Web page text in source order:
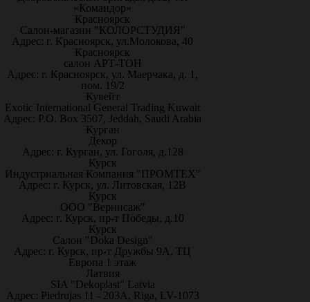
«Командор»
Красноярск
Салон-магазин "КОЛОРСТУДИЯ"
Адрес: г. Красноярск, ул.Молокова, 40
Красноярск
салон АРТ-ТОН
Адрес: г. Красноярск, ул. Маерчака, д. 1,
пом. 19/2
Кувейт
Exotic International General Trading Kuwait
Адрес: P.O. Box 3507, Jeddah, Saudi Arabia
Курган
Декор
Адрес: г. Курган, ул. Гоголя, д.128
Курск
Индустриальная Компания "ПРОМТЕХ"
Адрес: г. Курск, ул. Литовская, 12В
Курск
ООО "Вернисаж"
Адрес: г. Курск, пр-т Победы, д.10
Курск
Салон "Doka Design"
Адрес: г. Курск, пр-т Дружбы 9А, ТЦ
Европа 1 этаж
Латвия
SIA "Dekoplast" Latvia
Адрес: Piedrujas 11 - 203A, Riga, LV-1073